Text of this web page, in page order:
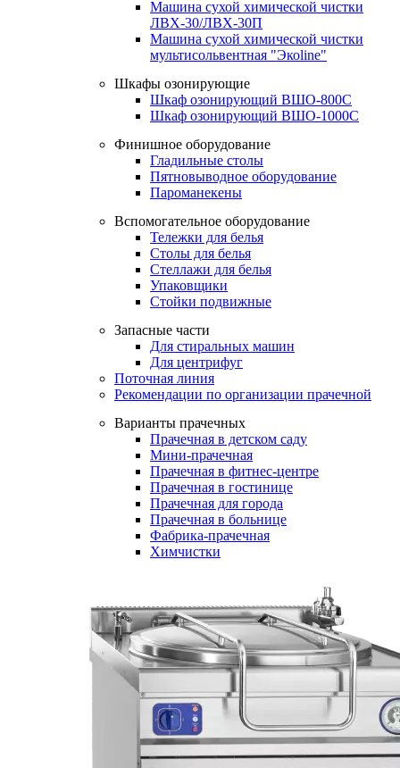
Машина сухой химической чистки
ЛВХ-30/ЛВХ-30П
Машина сухой химической чистки
мультисольвентная "Экоline"
Шкафы озонирующие
Шкаф озонирующий ВШО-800С
Шкаф озонирующий ВШО-1000С
Финишное оборудование
Гладильные столы
Пятновыводное оборудование
Пароманекены
Вспомогательное оборудование
Тележки для белья
Столы для белья
Стеллажи для белья
Упаковщики
Стойки подвижные
Запасные части
Для стиральных машин
Для центрифуг
Поточная линия
Рекомендации по организации прачечной
Варианты прачечных
Прачечная в детском саду
Мини-прачечная
Прачечная в фитнес-центре
Прачечная в гостинице
Прачечная для города
Прачечная в больнице
Фабрика-прачечная
Химчистки